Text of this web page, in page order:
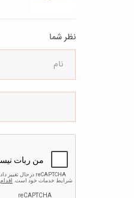
نظر شما